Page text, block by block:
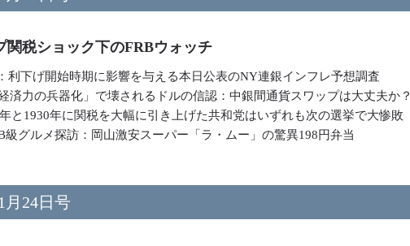
関税ショック下のFRBウォッチ
利下げ開始時期に影響を与える本日公表のNY連銀インフレ予想調査
済力の兵器化」で壊されるドルの信認：中銀間通貨スワップは大丈夫か？
と1930年に関税を大幅に引き上げた共和党はいずれも次の選挙で大惨敗
B級グルメ探訪：岡山激安スーパー「ラ・ムー」の驚異198円弁当
月24日号